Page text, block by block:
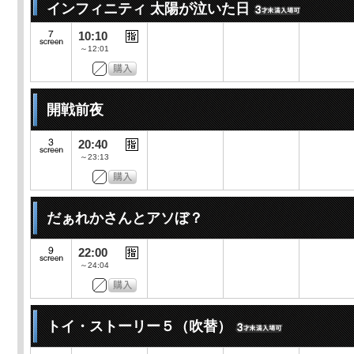
インフィニティ 太陽が泣いた日
10:10
～12:01
開戦前夜
20:40
～23:13
だぁれかさんとアソぼ？
22:00
～24:04
トイ・ストーリー５（吹替）